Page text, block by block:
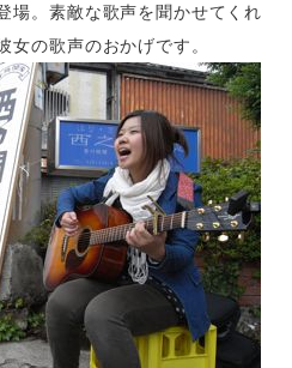
場。素敵な歌声を聞かせてくれ
女の歌声のおかげです。